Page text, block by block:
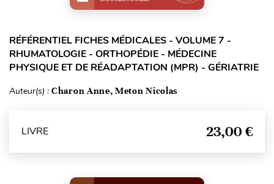
RÉFÉRENTIEL FICHES MÉDICALES - VOLUME 7 -
RHUMATOLOGIE - ORTHOPÉDIE - MÉDECINE
PHYSIQUE ET DE RÉADAPTATION (MPR) - GÉRIATRIE
Auteur(s) : Charon Anne, Meton Nicolas
LIVRE 23,00 €